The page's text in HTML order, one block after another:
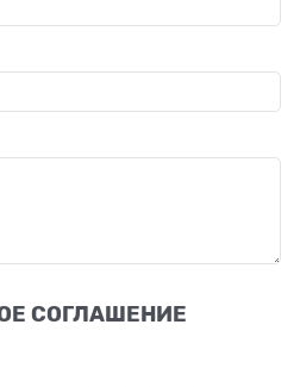
СОГЛАШЕНИЕ